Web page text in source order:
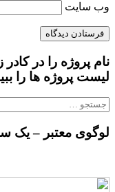
وب‌ سایت
لیست پروژه ها را
جستجو
لوگوی معتبر – یک